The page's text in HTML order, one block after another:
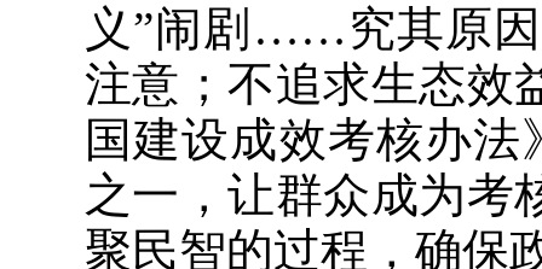
义”闹剧……究其原
注意；不追求生态效
国建设成效考核办法
之一，让群众成为考
聚民智的过程，确保